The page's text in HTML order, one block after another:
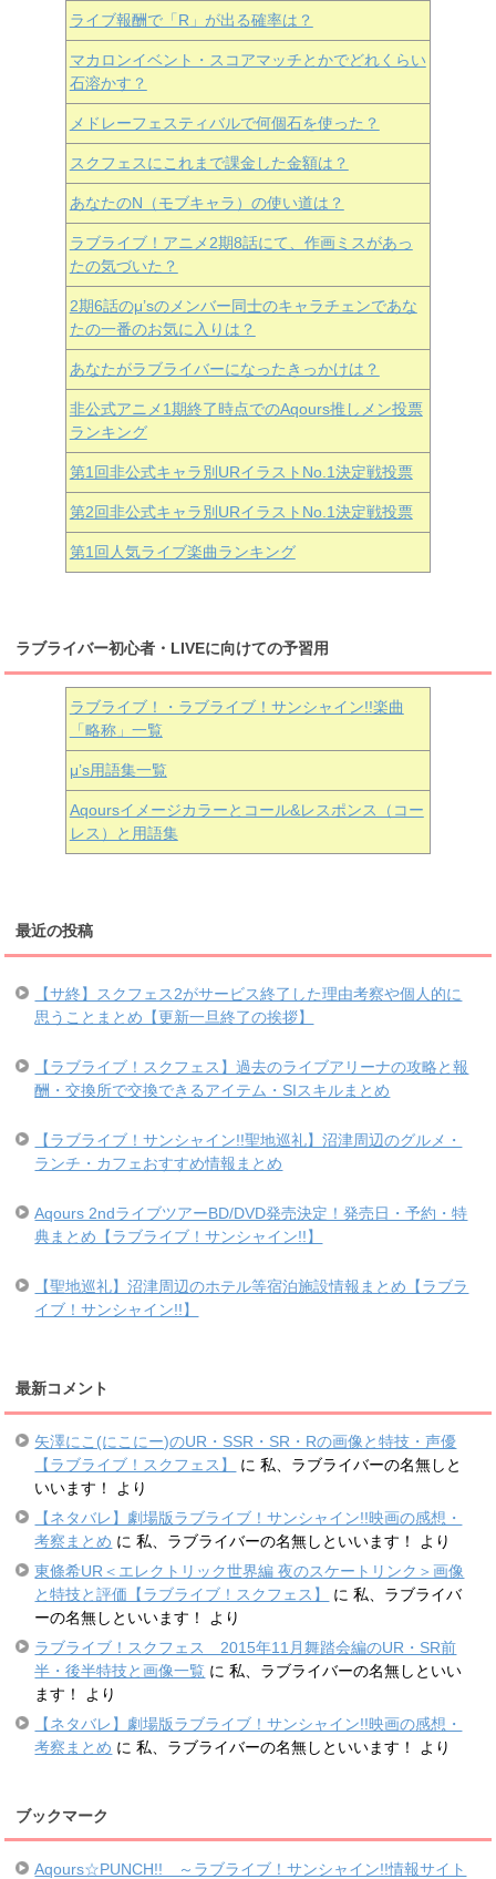
ライブ報酬で「R」が出る確率は？
マカロンイベント・スコアマッチとかでどれくらい
石溶かす？
メドレーフェスティバルで何個石を使った？
スクフェスにこれまで課金した金額は？
あなたのN（モブキャラ）の使い道は？
ラブライブ！アニメ2期8話にて、作画ミスがあっ
たの気づいた？
2期6話のμ’sのメンバー同士のキャラチェンであな
たの一番のお気に入りは？
あなたがラブライバーになったきっかけは？
非公式アニメ1期終了時点でのAqours推しメン投票
ランキング
第1回非公式キャラ別URイラストNo.1決定戦投票
第2回非公式キャラ別URイラストNo.1決定戦投票
第1回人気ライブ楽曲ランキング
ラブライバー初心者・LIVEに向けての予習用
ラブライブ！・ラブライブ！サンシャイン!!楽曲
「略称」一覧
μ’s用語集一覧
Aqoursイメージカラーとコール&レスポンス（コー
レス）と用語集
最近の投稿
【サ終】スクフェス2がサービス終了した理由考察や個人的に
思うことまとめ【更新一旦終了の挨拶】
【ラブライブ！スクフェス】過去のライブアリーナの攻略と報
酬・交換所で交換できるアイテム・SIスキルまとめ
【ラブライブ！サンシャイン!!聖地巡礼】沼津周辺のグルメ・
ランチ・カフェおすすめ情報まとめ
Aqours 2ndライブツアーBD/DVD発売決定！発売日・予約・特
典まとめ【ラブライブ！サンシャイン!!】
【聖地巡礼】沼津周辺のホテル等宿泊施設情報まとめ【ラブラ
イブ！サンシャイン!!】
最新コメント
矢澤にこ(にこにー)のUR・SSR・SR・Rの画像と特技・声優
【ラブライブ！スクフェス】
に私、ラブライバーの名無しと
いいます！
より
【ネタバレ】劇場版ラブライブ！サンシャイン!!映画の感想・
考察まとめ に私、ラブライバーの名無しといいます！
より
東條希UR＜エレクトリック世界編 夜のスケートリンク＞画像
と特技と評価【ラブライブ！スクフェス】
に私、ラブライバ
ーの名無しといいます！
より
ラブライブ！スクフェス 2015年11月舞踏会編のUR・SR前
半・後半特技と画像一覧 に私、ラブライバーの名無しといい
ます！
より
【ネタバレ】劇場版ラブライブ！サンシャイン!!映画の感想・
考察まとめ に私、ラブライバーの名無しといいます！ より
ブックマーク
Aqours☆PUNCH!! ～ラブライブ！サンシャイン!!情報サイト